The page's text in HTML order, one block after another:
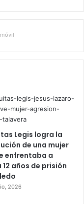
Legis logra la
de una mujer
enfrentaba a
años de prisión
2026